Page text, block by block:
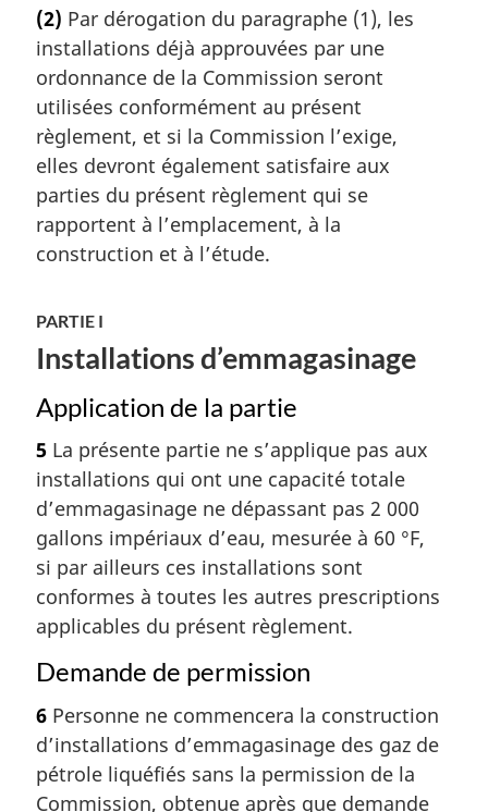
(2) Par dérogation du paragraphe (1), les
installations déjà approuvées par une
ordonnance de la Commission seront
utilisées conformément au présent
règlement, et si la Commission l’exige,
elles devront également satisfaire aux
parties du présent règlement qui se
rapportent à l’emplacement, à la
construction et à l’étude.
PARTIE I
Installations d’emmagasinage
Application de la partie
5 La présente partie ne s’applique pas aux
installations qui ont une capacité totale
d’emmagasinage ne dépassant pas 2 000
gallons impériaux d’eau, mesurée à 60 °F,
si par ailleurs ces installations sont
conformes à toutes les autres prescriptions
applicables du présent règlement.
Demande de permission
6 Personne ne commencera la construction
d’installations d’emmagasinage des gaz de
pétrole liquéfiés sans la permission de la
Commission, obtenue après que demande